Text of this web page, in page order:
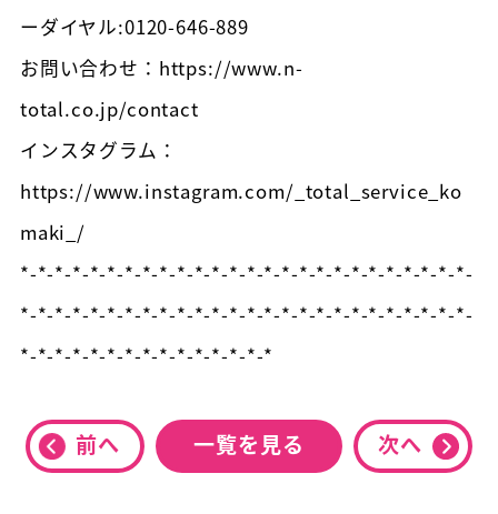
ーダイヤル:0120-646-889
お問い合わせ：https://www.n-
total.co.jp/contact
インスタグラム：
https://www.instagram.com/_total_service_ko
maki_/
*-*-*-*-*-*-*-*-*-*-*-*-*-*-*-*-*-*-*-*-*-*-*-*-*-*-
*-*-*-*-*-*-*-*-*-*-*-*-*-*-*-*-*-*-*-*-*-*-*-*-*-*-
*-*-*-*-*-*-*-*-*-*-*-*-*-*-*
前へ 一覧を見る 次へ